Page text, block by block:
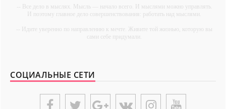
-- Все дело в мыслях. Мысль — начало всего. И мыслями можно управлять.
И поэтому главное дело совершенствования: работать над мыслями.
-- Идите уверенно по направлению к мечте. Живите той жизнью, которую вы
сами себе придумали.
-- Лучшее, что можно сделать с хорошим советом, это пропустить его мимо
ушей. Он никогда не бывает полезен никому, кроме того, кто его дал.
-- Люблю давать советы и очень не люблю, когда их дают мне.
{UNIPLACE}
СОЦИАЛЬНЫЕ СЕТИ